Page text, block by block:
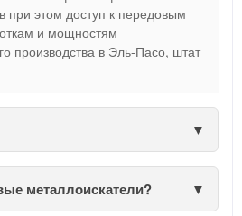
при этом доступ к передовым
и мощностям
производства в Эль-Пасо, штат
металлоискатели?